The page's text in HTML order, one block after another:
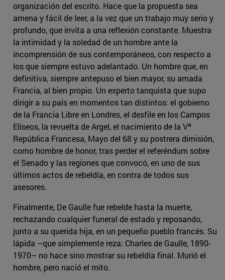
organización del escrito. Hace que la propuesta sea
amena y fácil de leer, a la vez que un trabajo muy serio y
profundo, que invita a una reflexión constante. Muestra
la intimidad y la soledad de un hombre ante la
incomprensión de sus contemporáneos, con respecto a
los que siempre estuvo adelantado. Un hombre que, en
definitiva, siempre antepuso el bien mayor, su amada
Francia, al bien propio. Un experto tanquista que supo
dirigir a su país en momentos tan distintos: el gobierno
de la Francia Libre en Londres, el desfile en los Campos
Elíseos, la revuelta de Argel, el nacimiento de la Vª
República Francesa, Mayo del 68 y su postrera dimisión,
como hombre de honor, tras perder el referéndum sobre
el Senado y las regiones que convocó, en uno de sus
últimos actos de rebeldía, en contra de todos sus
asesores.
Finalmente, De Gaulle fue rebelde hasta la muerte,
rechazando cualquier funeral de estado y reposando,
junto a su querida hija, en un pequeño pueblo francés. Su
lápida –que simplemente reza: Charles de Gaulle, 1890-
1970– no hace sino mostrar su rebeldía final. Murió el
hombre, pero nació el mito.